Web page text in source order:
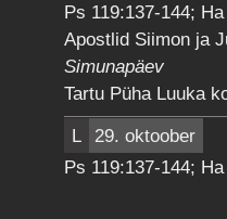
Ps 119:137-144;
Apostlid Siimon ja
Simunapäev
Tartu Püha Luuka
L
29. oktoober
Ps 119:137-144;